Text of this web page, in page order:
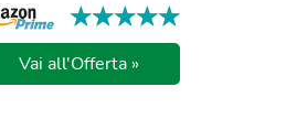
★★★★★
★★★★★
Vai all'Offerta »